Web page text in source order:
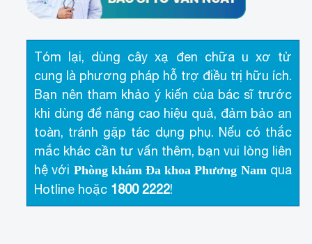
Tóm lại, dùng cây xạ đen chữa u xơ tử
cung là phương pháp hỗ trợ điều trị hữu ích.
Bạn nên tham khảo ý kiến của bác sĩ trước
khi dùng để nâng cao hiệu quả, đảm bảo an
toàn, tránh gặp tác dụng phụ. Nếu có thắc
mắc khác cần tư vấn thêm, bạn vui lòng liên
hệ với Phòng khám Đa khoa Phương Nam qua
Hotline hoặc 1800 2222!